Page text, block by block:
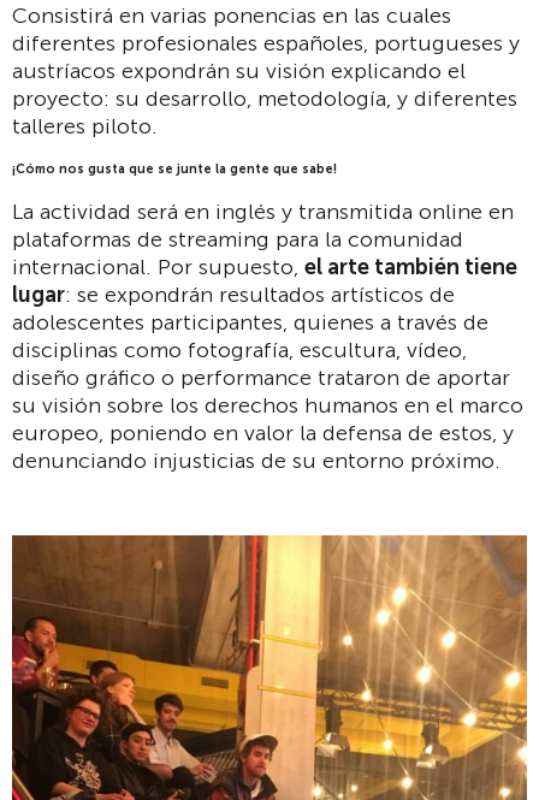
Consistirá en varias ponencias en las cuales
diferentes profesionales españoles, portugueses y
austríacos expondrán su visión explicando el
proyecto: su desarrollo, metodología, y diferentes
talleres piloto.
¡Cómo nos gusta que se junte la gente que sabe!
La actividad será en inglés y transmitida online en
plataformas de streaming para la comunidad
internacional. Por supuesto, el arte también tiene
lugar: se expondrán resultados artísticos de
adolescentes participantes, quienes a través de
disciplinas como fotografía, escultura, vídeo,
diseño gráfico o performance trataron de aportar
su visión sobre los derechos humanos en el marco
europeo, poniendo en valor la defensa de estos, y
denunciando injusticias de su entorno próximo.